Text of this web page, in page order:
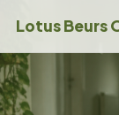
Lotus Beurs